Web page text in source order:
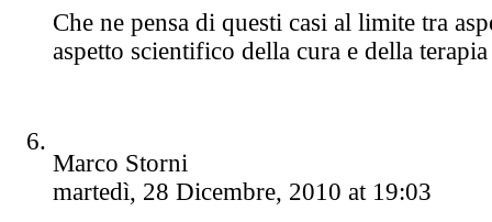
Che ne pensa di questi casi al limite tra
aspetto scientifico della cura e della
Marco Storni
martedì, 28 Dicembre, 2010 at 19:03